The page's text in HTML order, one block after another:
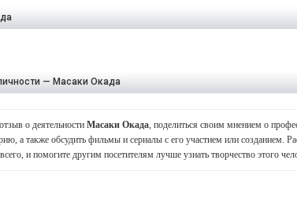
— Масаки Окада
о деятельности Масаки Окада , поделиться своим мнением о
а также обсудить фильмы и сериалы с его участием или созданием.
и помогите другим посетителям лучше узнать творчество этого